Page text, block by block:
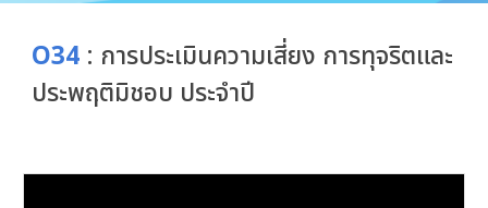
O34 : การประเมินความเสี่ยง การทุจริตและ
ประพฤติมิชอบ ประจำปี